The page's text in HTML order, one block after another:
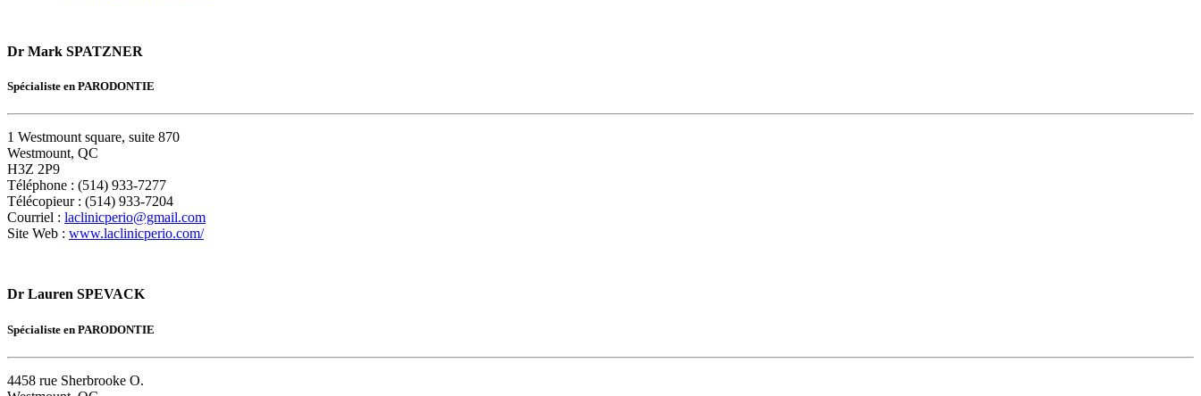
Dr Mark SPATZNER
Spécialiste en PARODONTIE
1 Westmount square, suite 870
Westmount, QC
H3Z 2P9
Téléphone : (514) 933-7277
Télécopieur : (514) 933-7204
Courriel : laclinicperio@gmail.com
Site Web : www.laclinicperio.com/
Dr Lauren SPEVACK
Spécialiste en PARODONTIE
4458 rue Sherbrooke O.